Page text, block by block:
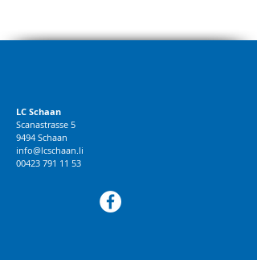
LC Schaan
Scanastrasse 5
9494 Schaan
info@lcschaan.li
00423 791 11 53